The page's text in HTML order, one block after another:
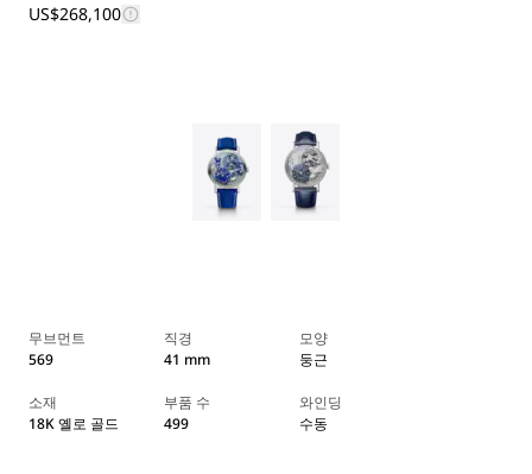
US$268,100
무브먼트
569
직경
41 mm
모양
둥근
소재
18K 옐로 골드
부품 수
499
와인딩
수동